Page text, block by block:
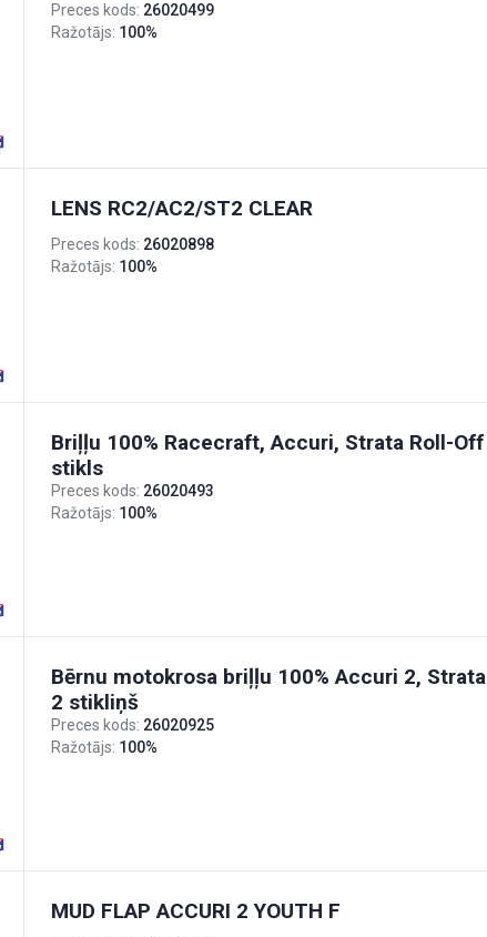
Preces kods: 26020499
Ražotājs: 100%
LENS RC2/AC2/ST2 CLEAR
Preces kods: 26020898
Ražotājs: 100%
Briļļu 100% Racecraft, Accuri, Strata Roll-Off
stikls
Preces kods: 26020493
Ražotājs: 100%
Bērnu motokrosa briļļu 100% Accuri 2, Strata
2 stikliņš
Preces kods: 26020925
Ražotājs: 100%
MUD FLAP ACCURI 2 YOUTH F